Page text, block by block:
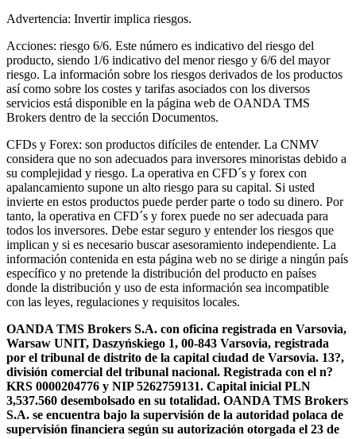
Advertencia: Invertir implica riesgos.
Acciones: riesgo 6/6. Este número es indicativo del riesgo del
producto, siendo 1/6 indicativo del menor riesgo y 6/6 del mayor
riesgo. La información sobre los riesgos derivados de los productos
así como sobre los costes y tarifas asociados con los diversos
servicios está disponible en la página web de OANDA TMS
Brokers dentro de la sección Documentos.
CFDs y Forex: son productos difíciles de entender. La CNMV
considera que no son adecuados para inversores minoristas debido a
su complejidad y riesgo. La operativa en CFD´s y forex con
apalancamiento supone un alto riesgo para su capital. Si usted
invierte en estos productos puede perder parte o todo su dinero. Por
tanto, la operativa en CFD´s y forex puede no ser adecuada para
todos los inversores. Debe estar seguro y entender los riesgos que
implican y si es necesario buscar asesoramiento independiente. La
información contenida en esta página web no se dirige a ningún país
específico y no pretende la distribución del producto en países
donde la distribución y uso de esta información sea incompatible
con las leyes, regulaciones y requisitos locales.
OANDA TMS Brokers S.A. con oficina registrada en Varsovia,
Warsaw UNIT, Daszyńskiego 1, 00-843 Varsovia, registrada
por el tribunal de distrito de la capital ciudad de Varsovia. 13?,
división comercial del tribunal nacional. Registrada con el n?
KRS 0000204776 y NIP 5262759131. Capital inicial PLN
3,537.560 desembolsado en su totalidad. OANDA TMS Brokers
S.A. se encuentra bajo la supervisión de la autoridad polaca de
supervisión financiera según su autorización otorgada el 23 de